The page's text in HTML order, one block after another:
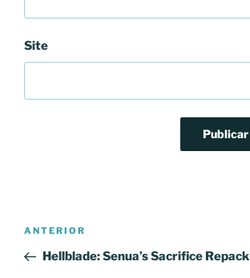
Site
Navegação
artigos
Conteúdo
anterior
ANTERIOR
Hellblade: Senua’s Sacrifice Repack